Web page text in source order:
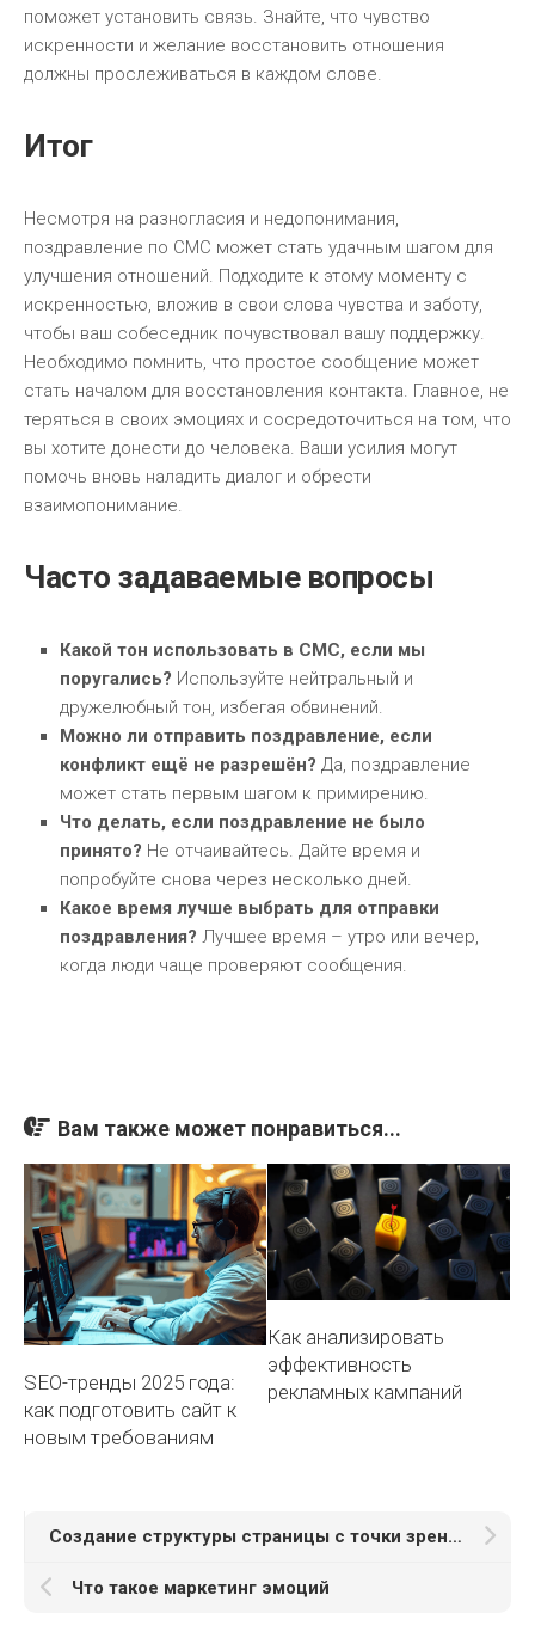
поможет установить связь. Знайте, что чувство
искренности и желание восстановить отношения
должны прослеживаться в каждом слове.
Итог
Несмотря на разногласия и недопонимания,
поздравление по СМС может стать удачным шагом для
улучшения отношений. Подходите к этому моменту с
искренностью, вложив в свои слова чувства и заботу,
чтобы ваш собеседник почувствовал вашу поддержку.
Необходимо помнить, что простое сообщение может
стать началом для восстановления контакта. Главное, не
теряться в своих эмоциях и сосредоточиться на том, что
вы хотите донести до человека. Ваши усилия могут
помочь вновь наладить диалог и обрести
взаимопонимание.
Часто задаваемые вопросы
Какой тон использовать в СМС, если мы
поругались? Используйте нейтральный и
дружелюбный тон, избегая обвинений.
Можно ли отправить поздравление, если
конфликт ещё не разрешён? Да, поздравление
может стать первым шагом к примирению.
Что делать, если поздравление не было
принято? Не отчаивайтесь. Дайте время и
попробуйте снова через несколько дней.
Какое время лучше выбрать для отправки
поздравления? Лучшее время – утро или вечер,
когда люди чаще проверяют сообщения.
Вам также может понравиться...
SEO-тренды 2025 года:
как подготовить сайт к
новым требованиям
Как анализировать
эффективность
рекламных кампаний
Создание структуры страницы с точки зрения маркетинга
Что такое маркетинг эмоций